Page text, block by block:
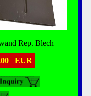
Rep. Blech
EUR